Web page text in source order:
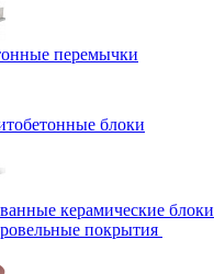
перемычки
блоки
керамические блоки
покрытия